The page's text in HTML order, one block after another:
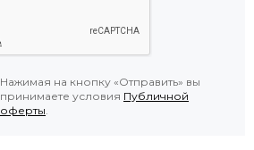
Нажимая на кнопку «Отправить» вы
принимаете условия Публичной
оферты